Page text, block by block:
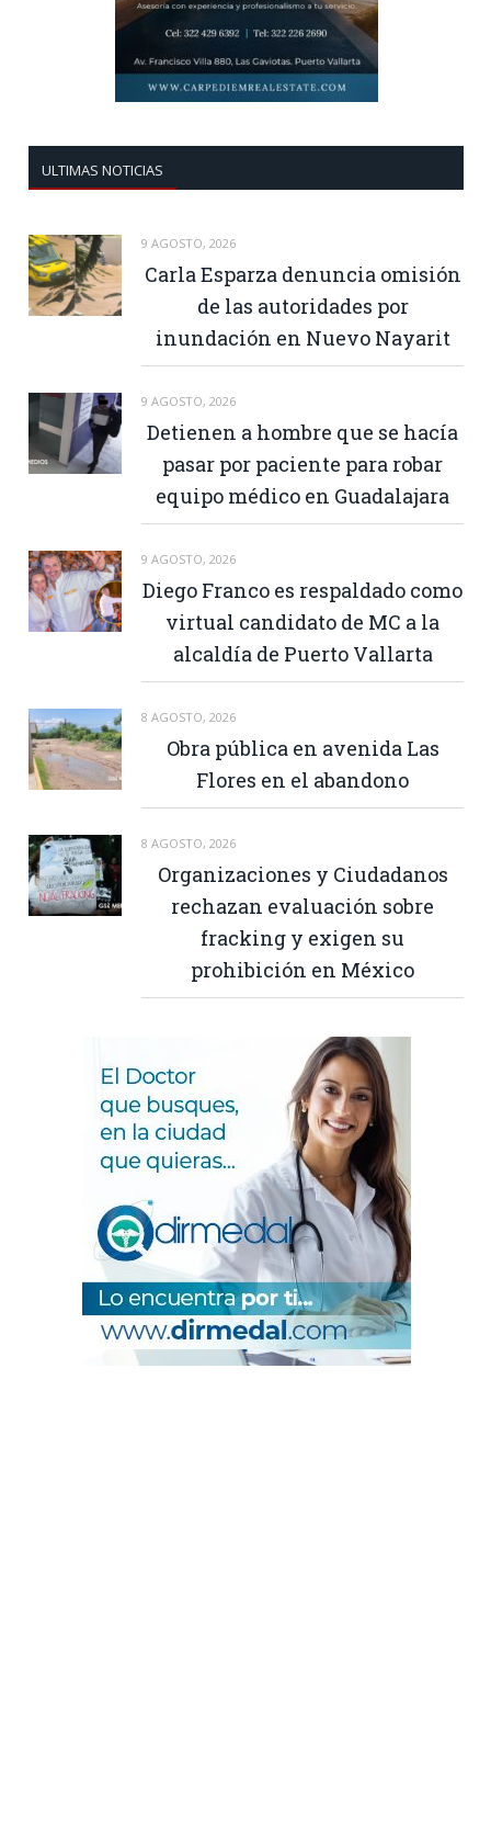
ULTIMAS NOTICIAS
9 AGOSTO, 2026
Carla Esparza denuncia omisión
de las autoridades por
inundación en Nuevo Nayarit
9 AGOSTO, 2026
Detienen a hombre que se hacía
pasar por paciente para robar
equipo médico en Guadalajara
9 AGOSTO, 2026
Diego Franco es respaldado como
virtual candidato de MC a la
alcaldía de Puerto Vallarta
8 AGOSTO, 2026
Obra pública en avenida Las
Flores en el abandono
8 AGOSTO, 2026
Organizaciones y Ciudadanos
rechazan evaluación sobre
fracking y exigen su
prohibición en México